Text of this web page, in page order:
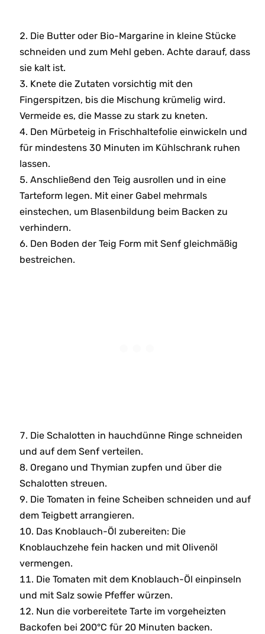
Die Butter oder Bio-Margarine in kleine Stücke
schneiden und zum Mehl geben. Achte darauf, dass
sie kalt ist.
Knete die Zutaten vorsichtig mit den
Fingerspitzen, bis die Mischung krümelig wird.
Vermeide es, die Masse zu stark zu kneten.
Den Mürbeteig in Frischhaltefolie einwickeln und
für mindestens 30 Minuten im Kühlschrank ruhen
lassen.
Anschließend den Teig ausrollen und in eine
Tarteform legen. Mit einer Gabel mehrmals
einstechen, um Blasenbildung beim Backen zu
verhindern.
Den Boden der Teig Form mit Senf gleichmäßig
bestreichen.
Die Schalotten in hauchdünne Ringe schneiden
und auf dem Senf verteilen.
Oregano und Thymian zupfen und über die
Schalotten streuen.
Die Tomaten in feine Scheiben schneiden und auf
dem Teigbett arrangieren.
Das Knoblauch-Öl zubereiten: Die
Knoblauchzehe fein hacken und mit Olivenöl
vermengen.
Die Tomaten mit dem Knoblauch-Öl einpinseln
und mit Salz sowie Pfeffer würzen.
Nun die vorbereitete Tarte im vorgeheizten
Backofen bei 200°C für 20 Minuten backen.